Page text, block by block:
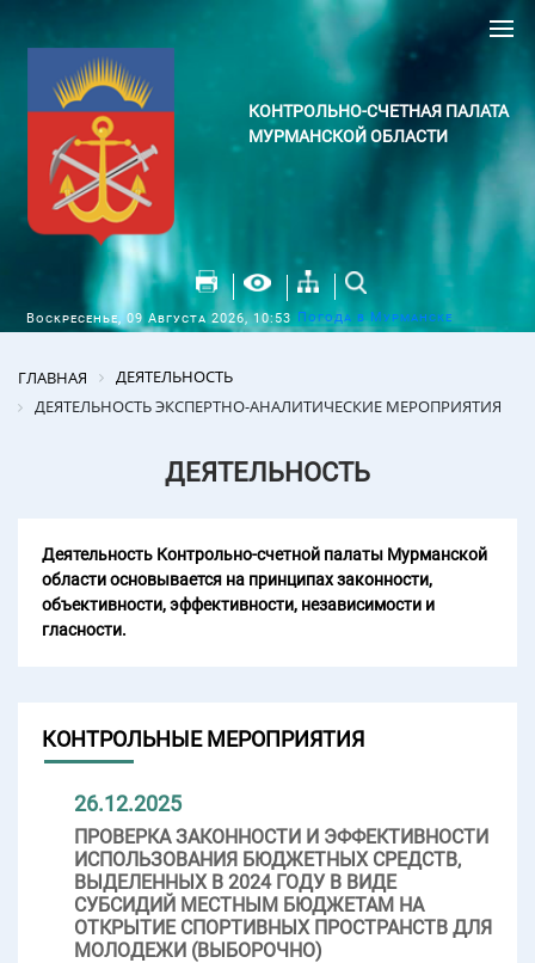
КОНТРОЛЬНО-СЧЕТНАЯ ПАЛАТА
МУРМАНСКОЙ ОБЛАСТИ
Воскресенье, 09 Августа 2026, 10:53 Погода в Мурманске
ГЛАВНАЯ
ДЕЯТЕЛЬНОСТЬ
ДЕЯТЕЛЬНОСТЬ ЭКСПЕРТНО-АНАЛИТИЧЕСКИЕ МЕРОПРИЯТИЯ
ДЕЯТЕЛЬНОСТЬ
Деятельность Контрольно-счетной палаты Мурманской
области основывается на принципах законности,
объективности, эффективности, независимости и
гласности.
КОНТРОЛЬНЫЕ МЕРОПРИЯТИЯ
26.12.2025
ПРОВЕРКА ЗАКОННОСТИ И ЭФФЕКТИВНОСТИ
ИСПОЛЬЗОВАНИЯ БЮДЖЕТНЫХ СРЕДСТВ,
ВЫДЕЛЕННЫХ В 2024 ГОДУ В ВИДЕ
СУБСИДИЙ МЕСТНЫМ БЮДЖЕТАМ НА
ОТКРЫТИЕ СПОРТИВНЫХ ПРОСТРАНСТВ ДЛЯ
МОЛОДЕЖИ (ВЫБОРОЧНО)